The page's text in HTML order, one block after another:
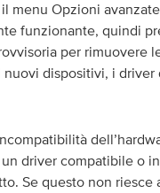
menu Opzioni
funzionante, quindi
per rimuovere
nuovi dispositivi, i
driver compatibile o
Se questo non riesce